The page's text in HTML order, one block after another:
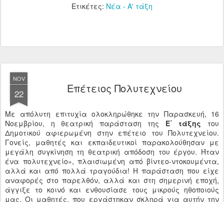
Ετικέτες: Νέα - Α' τάξη
NOV
22 Επέτειος Πολυτεχνείου
Με απόλυτη επιτυχία ολοκληρώθηκε την Παρασκευή, 16
Nοεμβρίου, η θεατρική παράσταση της Ε΄ τάξης του
Δημοτικού αφιερωμένη στην επέτειο του Πολυτεχνείου.
Γονείς, μαθητές και εκπαιδευτικοί παρακολούθησαν με
μεγάλη συγκίνηση τη θεατρική απόδοση του έργου. Ήταν
ένα πολυτεχνείο», πλαισιωμένη από βίντεο-ντοκουμέντα,
αλλά και από πολλά τραγούδια! Η παράσταση που είχε
αναφορές στο παρελθόν, αλλά και στη σημερινή εποχή,
άγγιξε το κοινό και ενθουσίασε τους μικρούς ηθοποιούς
μας. Οι μαθητές, που εργάστηκαν σκληρά για αυτήν την